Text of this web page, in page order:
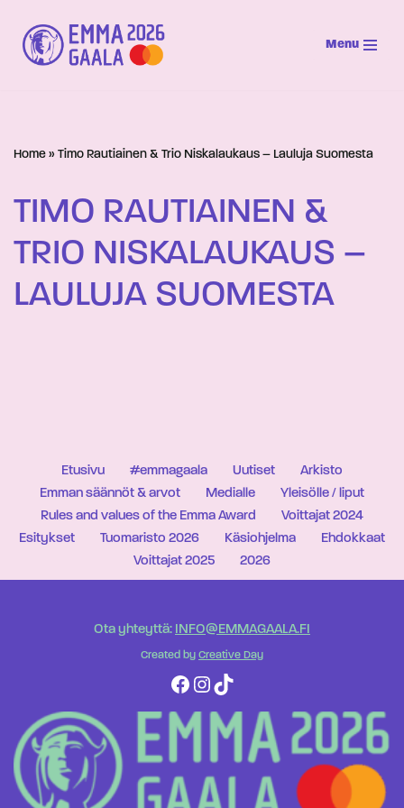
Siirry
suoraan
Menu
Home » Timo Rautiainen & Trio Niskalaukaus – Lauluja Suomesta
TIMO RAUTIAINEN &
TRIO NISKALAUKAUS –
LAULUJA SUOMESTA
Etusivu #emmagaala Uutiset
Arkisto
Emman säännöt & arvot
Medialle
Yleisölle / liput
Rules and values of the Emma Award
Voittajat 2024
Esitykset
Tuomaristo 2026 Käsiohjelma
Ehdokkaat
Voittajat 2025
2026
Ota yhteyttä: INFO@EMMAGAALA.FI
Created by Creative Day